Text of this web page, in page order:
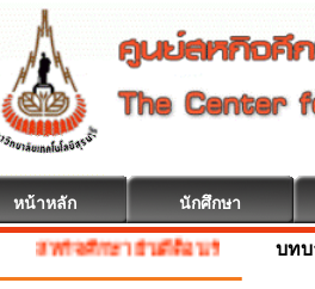
หน้าหลัก นักศึกษา
สหกิจศึกษา ยินดีต้อนรับ บทบ